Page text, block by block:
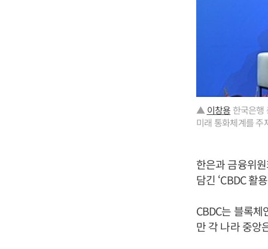
▲ 이창용 한국은행
미래 통화체계를 주
한은과 금융위
담긴 ‘CBDC 활
CBDC는 블록
만 각 나라 중앙